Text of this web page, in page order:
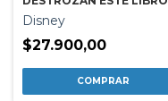
Disney
$27.900,00